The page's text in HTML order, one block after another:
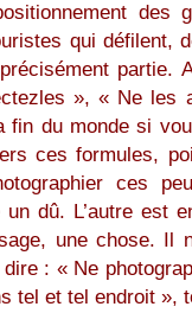
des
qui défilent,
partie.
», « Ne les
fin du monde si
ces formules,
ces
un dû. L’autre est
une chose. Il
dire : « Ne
tel et tel endroit »,